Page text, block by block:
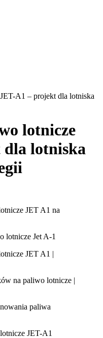
A1 – projekt dla lotniska
lotnicze
lotniska